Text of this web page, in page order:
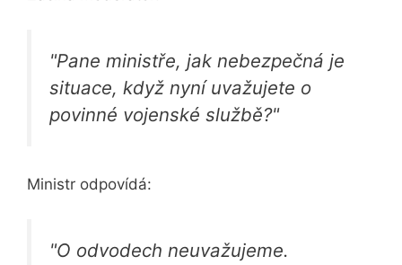
"Pane ministře, jak nebezpečná je
situace, když nyní uvažujete o
povinné vojenské službě?"
Ministr odpovídá:
"O odvodech neuvažujeme.